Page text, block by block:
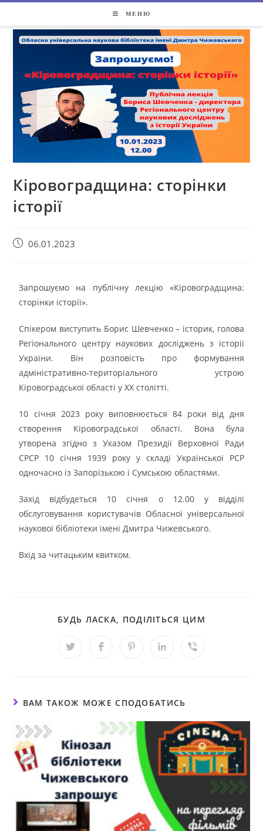
МЕНЮ
Кіровоградщина: сторінки
історії
06.01.2023
Запрошуємо на публічну лекцію «Кіровоградщина:
сторінки історії».
Спікером виступить Борис Шевченко – історик, голова
Регіонального центру наукових досліджень з історії
України. Він розповість про формування
адміністративно-територіального устрою
Кіровоградської області у ХХ столітті.
10 січня 2023 року виповнюється 84 роки від дня
створення Кіровоградської області. Вона була
утворена згідно з Указом Президії Верховної Ради
СРСР 10 січня 1939 року у складі Української РСР
одночасно із Запорізькою і Сумською областями.
Захід відбудеться 10 січня о 12.00 у відділі
обслуговування користувачів Обласної універсальної
наукової бібліотеки імені Дмитра Чижевського.
Вхід за читацьким квитком.
БУДЬ ЛАСКА, ПОДІЛІТЬСЯ ЦИМ
ВАМ ТАКОЖ МОЖЕ СПОДОБАТИСЬ